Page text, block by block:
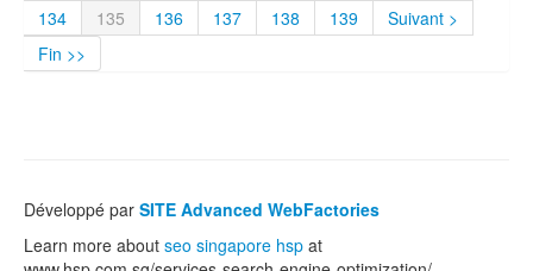
134
135 136 137 138 139
Suivant >
Fin >>
Développé par SITE Advanced WebFactories
Learn more about seo singapore hsp at